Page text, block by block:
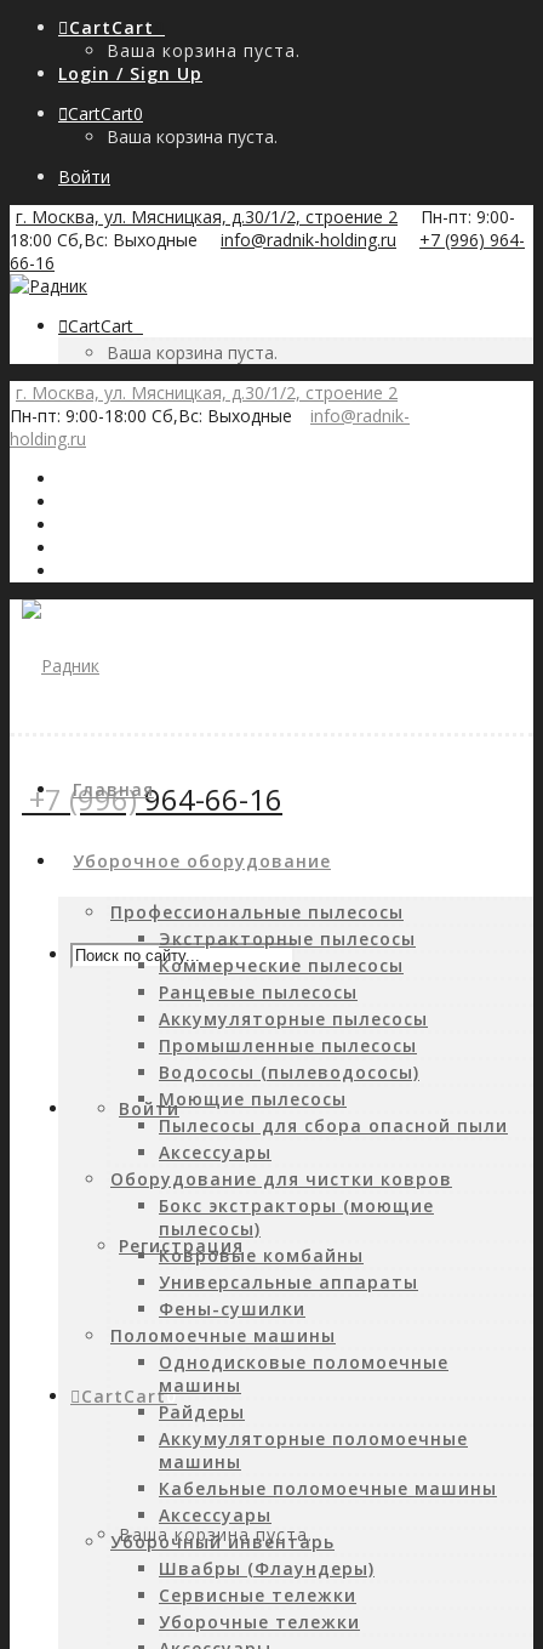
CartCart
Ваша корзина пуста.
Login / Sign Up
CartCart0
Ваша корзина пуста.
Войти
г. Москва, ул. Мясницкая, д.30/1/2, строение 2
Пн-пт: 9:00-
18:00 Сб,Вс: Выходные
info@radnik-holding.ru
+7 (996) 964-
66-16
CartCart
Ваша корзина пуста.
г. Москва, ул. Мясницкая, д.30/1/2, строение 2
Пн-пт: 9:00-18:00 Сб,Вс: Выходные
info@radnik-
holding.ru
+7 (996)964-66-16
Войти
Регистрация
CartCart0
Ваша корзина пуста.
Главная
Уборочное оборудование
Профессиональные пылесосы
Экстракторные пылесосы
Коммерческие пылесосы
Ранцевые пылесосы
Аккумуляторные пылесосы
Промышленные пылесосы
Водососы (пылеводососы)
Моющие пылесосы
Пылесосы для сбора опасной пыли
Аксессуары
Оборудование для чистки ковров
Бокс экстракторы (моющие
пылесосы)
Ковровые комбайны
Универсальные аппараты
Фены-сушилки
Поломоечные машины
Однодисковые поломоечные
машины
Райдеры
Аккумуляторные поломоечные
машины
Кабельные поломоечные машины
Аксессуары
Уборочный инвентарь
Швабры (Флаундеры)
Сервисные тележки
Уборочные тележки